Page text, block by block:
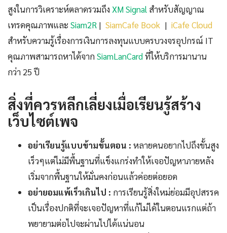
สูงในการวิเคราะห์ตลาดรวมถึง XM Signal สำหรับสัญญาณ
เทรดคุณภาพและ Siam2R | SiamCafe Book | iCafe Cloud
สำหรับความรู้เรื่องการเงินการลงทุนแบบครบวงจรอุปกรณ์ IT
คุณภาพสามารถหาได้จากSiamLanCardที่ให้บริการมานาน
กว่า 25 ปี
สิ่งที่ควรหลีกเลี่ยงเมื่อเรียนรู้สร้าง
เว็บไซต์เพจ
อย่าเรียนรู้แบบข้ามขั้นตอน : หลายคนอยากไปถึงขั้นสูง
เร็วๆแต่ไม่มีพื้นฐานที่แข็งแกร่งทำให้เจอปัญหาภายหลัง
เริ่มจากพื้นฐานให้มั่นคงก่อนแล้วค่อยต่อยอด
อย่ายอมแพ้เร็วเกินไป : การเรียนรู้สิ่งใหม่ย่อมมีอุปสรรค
เป็นเรื่องปกติที่จะเจอปัญหาที่แก้ไม่ได้ในตอนแรกแต่ถ้า
พยายามต่อไปจะผ่านไปได้แน่นอน